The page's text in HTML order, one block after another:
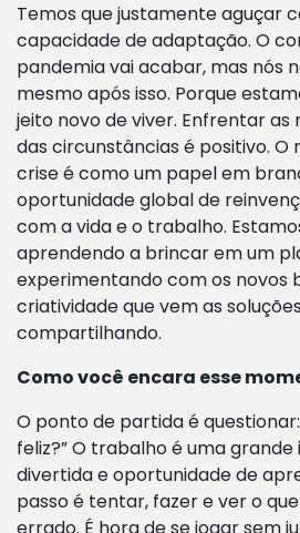
Temos que justamente aguçar
capacidade de adaptação. O
pandemia vai acabar, mas nós
mesmo após isso. Porque
jeito novo de viver. Enfrentar as
das circunstâncias é positivo. O
crise é como um papel em
oportunidade global de
com a vida e o trabalho.
aprendendo a brincar em um
experimentando com os novos
criatividade que vem as
compartilhando.
Como você encara esse
O ponto de partida é
feliz?” O trabalho é uma
divertida e oportunidade de
passo é tentar, fazer e ver o